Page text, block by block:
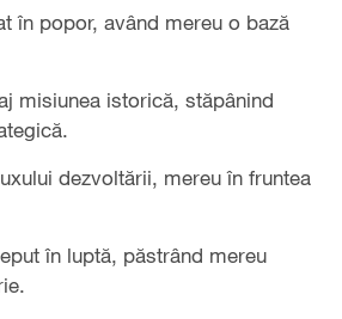
în popor, având mereu o bază
misiunea istorică, stăpânind
dezvoltării, mereu în fruntea
în luptă, păstrând mereu